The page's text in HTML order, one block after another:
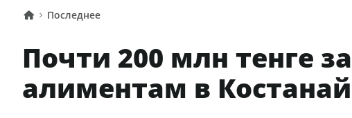
Последнее
Почти 200 млн тенге
алиментам в